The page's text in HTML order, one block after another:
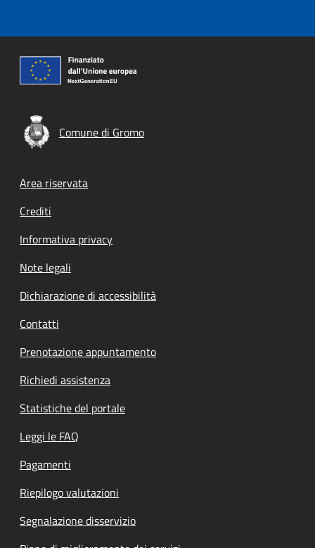
Comune di Gromo
Footer menu
Area riservata
Crediti
Informativa privacy
Note legali
Dichiarazione di accessibilità
Contatti
Prenotazione appuntamento
Richiedi assistenza
Statistiche del portale
Leggi le FAQ
Pagamenti
Riepilogo valutazioni
Segnalazione disservizio